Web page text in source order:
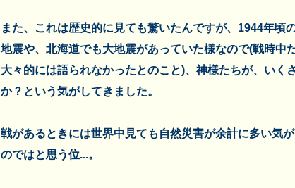
また、これは歴史的に見ても驚いたんですが、1944年頃
地震や、北海道でも大地震があっていた様なので(戦時中
大々的には語られなかったとのこと)、神様たちが、いく
か？という気がしてきました。
戦があるときには世界中見ても自然災害が余計に多い気
のではと思う位...。